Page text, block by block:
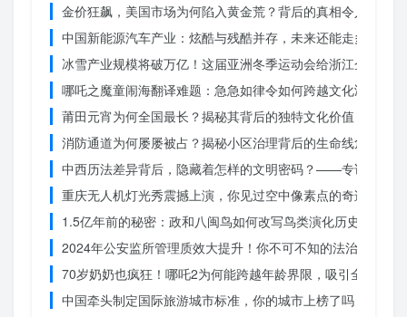
金价狂飙，美国市场为何陷入黄金荒？背后的真相令人
中国新能源汽车产业：炫酷与残酷并存，未来还能走多远？
冰雪产业规模将破万亿！这届亚洲冬季运动会给浙江企业带
哪吒之魔童闹海翻译难题：急急如律令如何跨越文化鸿沟？
莆田元宵为何全国最长？揭秘其背后的独特文化价值
消防通道为何屡屡被占？揭秘小区治理背后的生命线危机
中西历法差异背后，隐藏着怎样的文明密码？——专访南京
重庆无人机灯光秀震撼上演，你见过空中像素点的奇迹吗？
1.5亿年前的秘密：政和八闽鸟如何改写鸟类演化历史？
2024年公安监所管理质效大提升！你不可不知的法治文明新
70岁奶奶也疯狂！哪吒2为何能跨越年龄界限，吸引全民观影
中国牵头制定国际旅游城市标准，你的城市上榜了吗？